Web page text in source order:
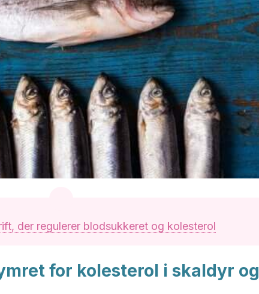
der regulerer blodsukkeret og kolesterol
for kolesterol i skaldyr og